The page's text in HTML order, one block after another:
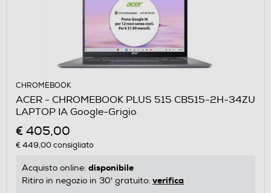
CHROMEBOOK
ACER - CHROMEBOOK PLUS 515 CB515-2H-34ZU
LAPTOP IA Google-Grigio
€ 405,00
€ 449,00consigliato
Acquisto online: disponibile
Ritiro in negozio in 30' gratuito: verifica